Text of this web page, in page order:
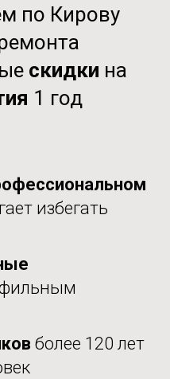
по Кирову
скидки на
1 год
избегать
более 120 лет